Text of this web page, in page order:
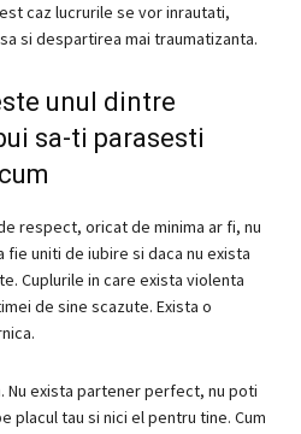
caz lucrurile se vor inrautati,
si despartirea mai traumatizanta.
unul dintre
sa-ti parasesti
respect, oricat de minima ar fi, nu
fie uniti de iubire si daca nu exista
Cuplurile in care exista violenta
de sine scazute. Exista o
Nu exista partener perfect, nu poti
placul tau si nici el pentru tine. Cum